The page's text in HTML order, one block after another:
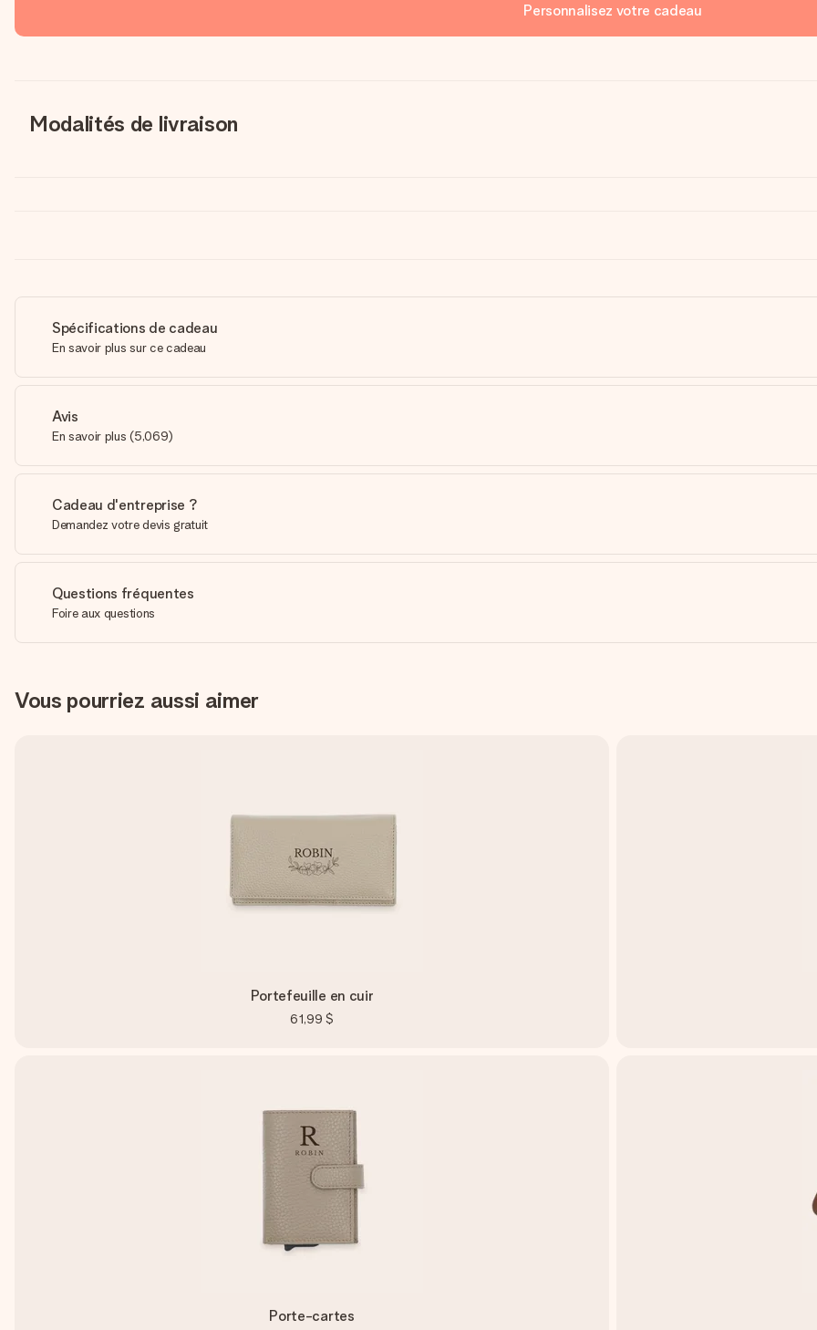
Personnalisez votre cadeau
Modalités de livraison
Spécifications de cadeau
En savoir plus sur ce cadeau
Avis
En savoir plus (5,069)
Cadeau d'entreprise ?
Demandez votre devis gratuit
Questions fréquentes
Foire aux questions
Vous pourriez aussi aimer
Portefeuille en cuir
61,99 $
Porte-cartes